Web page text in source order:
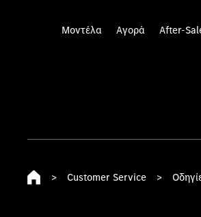
Μοντέλα Αγορά After-
> Customer Service >